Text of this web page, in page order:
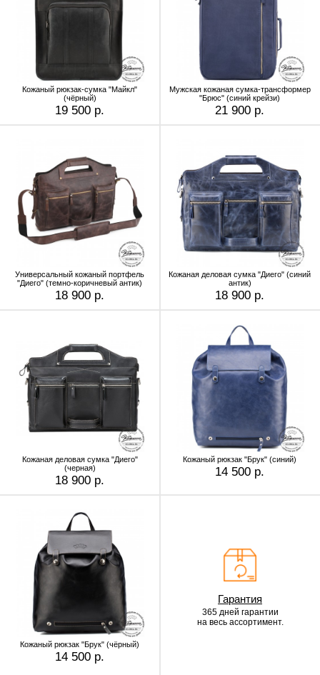
Кожаный рюкзак-сумка "Майкл"
(чёрный)
19 500 р.
Мужская кожаная сумка-трансформер
"Брюс" (синий крейзи)
21 900 р.
Универсальный кожаный портфель
"Диего" (темно-коричневый антик)
18 900 р.
Кожаная деловая сумка "Диего" (синий
антик)
18 900 р.
Кожаная деловая сумка "Диего"
(черная)
18 900 р.
Кожаный рюкзак "Брук" (синий)
14 500 р.
Кожаный рюкзак "Брук" (чёрный)
14 500 р.
Гарантия
365 дней гарантии
на весь ассортимент.